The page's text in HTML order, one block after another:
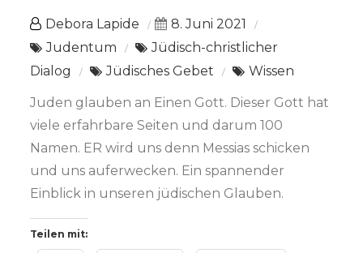
Debora Lapide
8. Juni 2021
Judentum
Jüdisch-christlicher
Dialog
Jüdisches Gebet Wissen
Juden glauben an Einen Gott. Dieser Gott hat
viele erfahrbare Seiten und darum 100
Namen. ER wird uns denn Messias schicken
und uns auferwecken. Ein spannender
Einblick in unseren jüdischen Glauben.
Teilen mit: